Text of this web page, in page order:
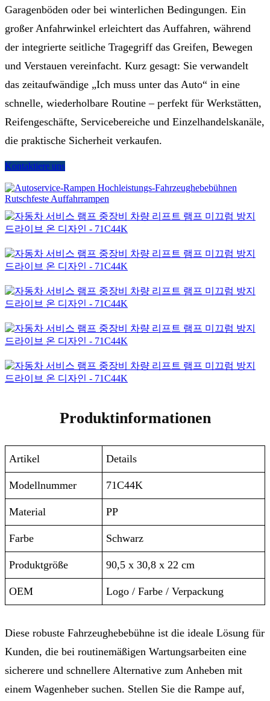
Garagenböden oder bei winterlichen Bedingungen. Ein
großer Anfahrwinkel erleichtert das Auffahren, während
der integrierte seitliche Tragegriff das Greifen, Bewegen
und Verstauen vereinfacht. Kurz gesagt: Sie verwandelt
das zeitaufwändige „Ich muss unter das Auto“ in eine
schnelle, wiederholbare Routine – perfekt für Werkstätten,
Reifengeschäfte, Servicebereiche und Einzelhandelskanäle,
die praktische Sicherheit verkaufen.
Kontaktiere uns
Produktinformationen
Artikel Details
Modellnummer 71C44K
Material PP
Farbe Schwarz
Produktgröße 90,5 x 30,8 x 22 cm
OEM Logo / Farbe / Verpackung
Diese robuste Fahrzeughebebühne ist die ideale Lösung für
Kunden, die bei routinemäßigen Wartungsarbeiten eine
sicherere und schnellere Alternative zum Anheben mit
einem Wagenheber suchen. Stellen Sie die Rampe auf,